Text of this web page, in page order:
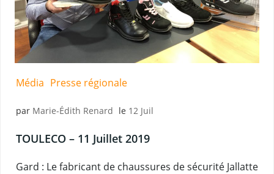
Média Presse régionale
par Marie-Édith Renard le 12 Juil
TOULECO – 11 Juillet 2019
Gard : Le fabricant de chaussures de sécurité Jallatte